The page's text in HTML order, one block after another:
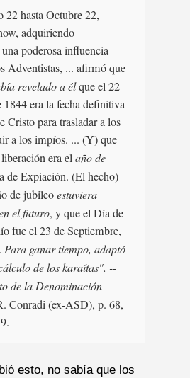
22 hasta Octubre 22,
adquiriendo
poderosa influencia
Adventistas, ... afirmó que
revelado a élque el 22
1844 era la fecha definitiva
Cristo para trasladar a los
a los impíos. ... (Y) que
era elaño de
de Expiación. (El hecho)
de jubileoestuviera
el futuro, y que el Día de
fue el 23 de Septiembre,
Para ganar tiempo, adaptó
de los karaítas". --
de la Denominación
Conradi (ex-ASD), p. 68,
esto, no sabía que los